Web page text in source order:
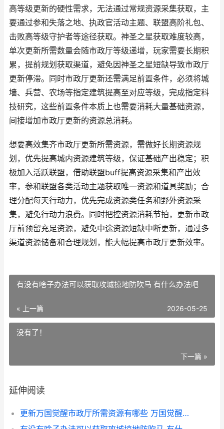
高等级更新的硬性需求，无法通过常规资源采集获取，主
要通过参和失落之地、执政官活动主题、联盟高阶礼包、
击败高等级守护者等途径获取。神圣之星获取难度较高，
单次更新所需数量会随市政厅等级递增，玩家需要长期积
累，提前规划获取渠道，避免因神圣之星短缺导致市政厅
更新停滞。同时市政厅更新还需满足前置条件，必须将城
墙、兵营、农场等指定建筑提高至对应等级，完成指定科
技研究，这些前置条件本质上也需要消耗大量基础资源，
间接增加市政厅更新的资源总消耗。
想要高效集齐市政厅更新所需资源，需做好长期资源规
划，优先提高城内资源建筑等级，保证基础产出稳定；积
极加入活跃联盟，借助联盟buff提高资源采集和产出效
率，参和联盟各类活动主题获取唯一资源和道具奖励；合
理分配每天行动力，优先完成资源类任务和野外资源采
集，避免行动力浪费。同时把控资源消耗节拍，更新市政
厅前预留充足资源，避免中途资源短缺中断更新，通过多
渠道资源储备和合理规划，能大幅提高市政厅更新效率。
有没有啥子办法可以获取攻城掠地防吹马 有什么办法吧
« 上一篇 2026-05-25
没有了！
下一篇 »
延伸阅读
更新万国觉醒市政厅所需资源有哪些 万国觉醒城市升级顺序